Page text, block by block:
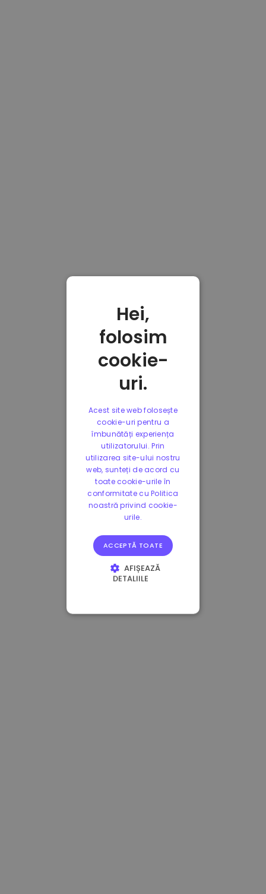
Hei,
folosim
cookie-
uri.
Acest site web folosește
cookie-uri pentru a
îmbunătăți experiența
utilizatorului. Prin
utilizarea site-ului nostru
web, sunteți de acord cu
toate cookie-urile în
conformitate cu Politica
noastră privind cookie-
urile.
ACCEPTĂ TOATE
AFIȘEAZĂ
DETALIILE